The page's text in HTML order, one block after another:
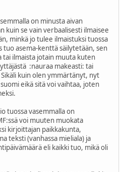
on minusta aivan
kuin se vain verbaalisesti ilmaisee
minkä jo tulee ilmaistuksi tuossa
tuo asema-kenttä säilytetään, sen
tai ilmaista jotain muuta kuten
:nauraa makeasti: tai
kuin olen ymmärtänyt, nyt
eikä sitä voi vaihtaa, joten
tuossa vasemmalla on
voi muuten muokata
kirjoittajan paikkakunta,
teksti (vanhassa mieliala) ja
eli kaikki tuo, mikä oli